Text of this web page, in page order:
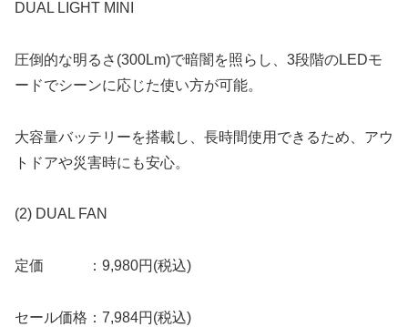
DUAL LIGHT MINI
圧倒的な明るさ(300Lm)で暗闇を照らし、3段階のLEDモ
ードでシーンに応じた使い方が可能。
大容量バッテリーを搭載し、長時間使用できるため、アウ
トドアや災害時にも安心。
(2) DUAL FAN
定価 ：9,980円(税込)
セール価格：7,984円(税込)